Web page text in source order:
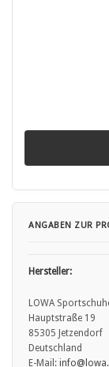
ANGABEN ZUR
Hersteller:
LOWA
Hauptstraße 19
85305 Jetzendorf
Deutschland
E-Mail: info